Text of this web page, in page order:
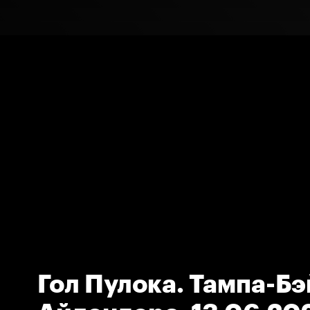
Гол Пулока. Тампа-